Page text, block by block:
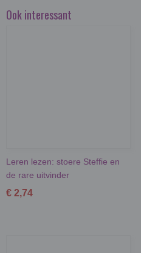
Ook interessant
Leren lezen: stoere Steffie en
de rare uitvinder
€ 2,74